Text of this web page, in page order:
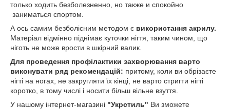
только ходить безболезненно, но также и спокойно
заниматься спортом.
А ось самим безболісним методом є використання акрилу.
Матеріал відмінно піднімає куточки нігтя, таким чином, що
ніготь не може врости в шкірний валик.
Для проведення профілактики захворювання варто
виконувати ряд рекомендацій: притому, коли ви обрізаєте
нігті на ногах, не закругляти їх кінці, не варто стригти нігті
коротко, в тому числі і носити більш вільне взуття.
У нашому інтернет-магазині "Укрстиль" Ви зможете